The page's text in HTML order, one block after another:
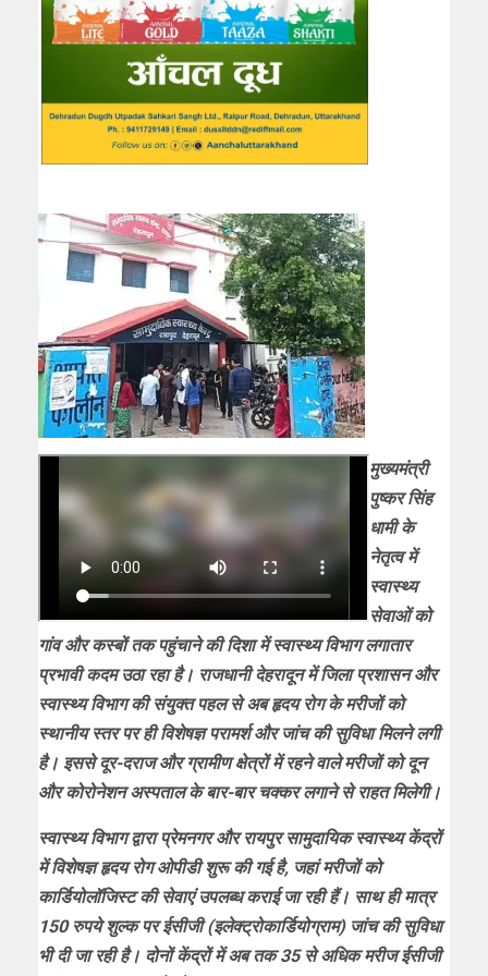
मुख्यमंत्री
पुष्कर सिंह
धामी के
नेतृत्व में
स्वास्थ्य
सेवाओं को
गांव और कस्बों तक पहुंचाने की दिशा में स्वास्थ्य विभाग लगातार
प्रभावी कदम उठा रहा है। राजधानी देहरादून में जिला प्रशासन और
स्वास्थ्य विभाग की संयुक्त पहल से अब हृदय रोग के मरीजों को
स्थानीय स्तर पर ही विशेषज्ञ परामर्श और जांच की सुविधा मिलने लगी
है। इससे दूर-दराज और ग्रामीण क्षेत्रों में रहने वाले मरीजों को दून
और कोरोनेशन अस्पताल के बार-बार चक्कर लगाने से राहत मिलेगी।
स्वास्थ्य विभाग द्वारा प्रेमनगर और रायपुर सामुदायिक स्वास्थ्य केंद्रों
में विशेषज्ञ हृदय रोग ओपीडी शुरू की गई है, जहां मरीजों को
कार्डियोलॉजिस्ट की सेवाएं उपलब्ध कराई जा रही हैं। साथ ही मात्र
150 रुपये शुल्क पर ईसीजी (इलेक्ट्रोकार्डियोग्राम) जांच की सुविधा
भी दी जा रही है। दोनों केंद्रों में अब तक 35 से अधिक मरीज ईसीजी